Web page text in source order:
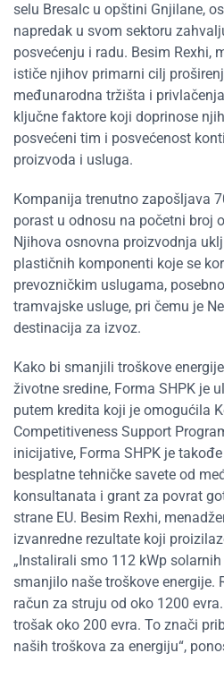
selu Bresalc u opštini Gnjilane,
napredak u svom sektoru
posvećenju i radu. Besim Rexhi,
ističe njihov primarni cilj
međunarodna tržišta i
ključne faktore koji doprinose
posvećeni tim i posvećenost
proizvoda i usluga.
Kompanija trenutno zapošljava
porast u odnosu na početni broj
Njihova osnovna proizvodnja
plastičnih komponenti koje se
prevozničkim uslugama,
tramvajske usluge, pri čemu je
destinacija za izvoz.
Kako bi smanjili troškove
životne sredine, Forma SHPK je
putem kredita koji je omogućila
Competitiveness Support
inicijative, Forma SHPK je
besplatne tehničke savete od
konsultanata i grant za povrat
strane EU. Besim Rexhi,
izvanredne rezultate koji
„Instalirali smo 112 kWp
smanjilo naše troškove energije.
račun za struju od oko 1200
trošak oko 200 evra. To znači
naših troškova za energiju“,